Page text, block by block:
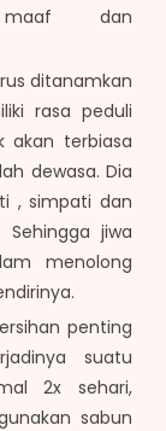
maaf dan
ditanamkan
rasa peduli
akan terbiasa
dewasa. Dia
, simpati dan
jiwa
menolong
penting
suatu
2x sehari,
sabun